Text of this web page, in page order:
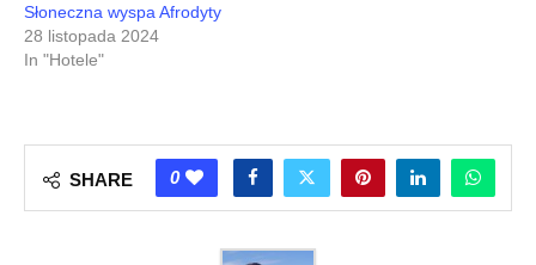
Słoneczna wyspa Afrodyty
28 listopada 2024
In "Hotele"
SHARE 0